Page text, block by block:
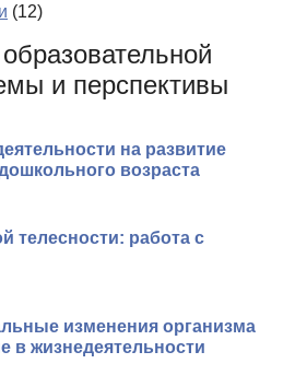
(12)
и перспективы
на развитие
возраста
телесности: работа с
изменения организма
в жизнедеятельности